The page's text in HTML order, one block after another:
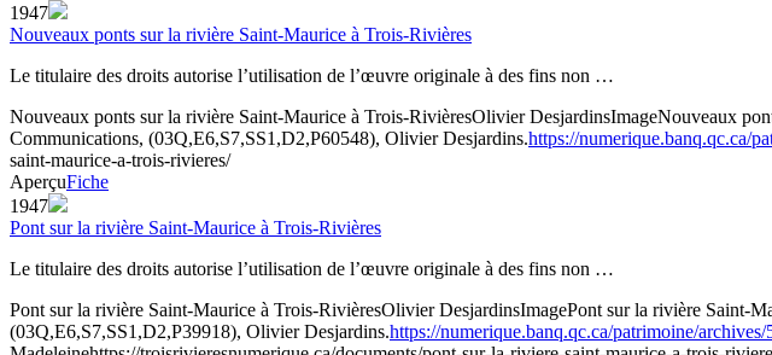
1947
Nouveaux ponts sur la rivière Saint-Maurice à Trois-Rivières
Le titulaire des droits autorise l’utilisation de l’œuvre originale à des fins non …
Nouveaux ponts sur la rivière Saint-Maurice à Trois-RivièresOlivier DesjardinsImageNouveaux
Communications, (03Q,E6,S7,SS1,D2,P60548), Olivier Desjardins.https://numerique.banq.qc.ca/
saint-maurice-a-trois-rivieres/
AperçuFiche
1947
Pont sur la rivière Saint-Maurice à Trois-Rivières
Le titulaire des droits autorise l’utilisation de l’œuvre originale à des fins non …
Pont sur la rivière Saint-Maurice à Trois-RivièresOlivier DesjardinsImagePont sur la rivière Saint-
(03Q,E6,S7,SS1,D2,P39918), Olivier Desjardins.https://numerique.banq.qc.ca/patrimoine/